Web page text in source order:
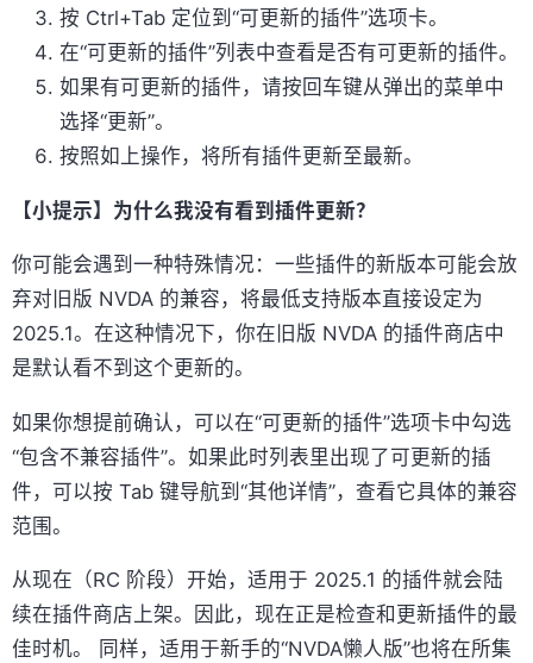
按 Ctrl+Tab 定位到“可更新的插件”选项卡。
在“可更新的插件”列表中查看是否有可更新的插件。
如果有可更新的插件，请按回车键从弹出的菜单中
选择“更新”。
按照如上操作，将所有插件更新至最新。
【小提示】为什么我没有看到插件更新？
你可能会遇到一种特殊情况：一些插件的新版本可能会放
弃对旧版 NVDA 的兼容，将最低支持版本直接设定为
2025.1。在这种情况下，你在旧版 NVDA 的插件商店中
是默认看不到这个更新的。
如果你想提前确认，可以在“可更新的插件”选项卡中勾选
“包含不兼容插件”。如果此时列表里出现了可更新的插
件，可以按 Tab 键导航到“其他详情”，查看它具体的兼容
范围。
从现在（RC 阶段）开始，适用于 2025.1 的插件就会陆
续在插件商店上架。因此，现在正是检查和更新插件的最
佳时机。 同样，适用于新手的“NVDA懒人版”也将在所集